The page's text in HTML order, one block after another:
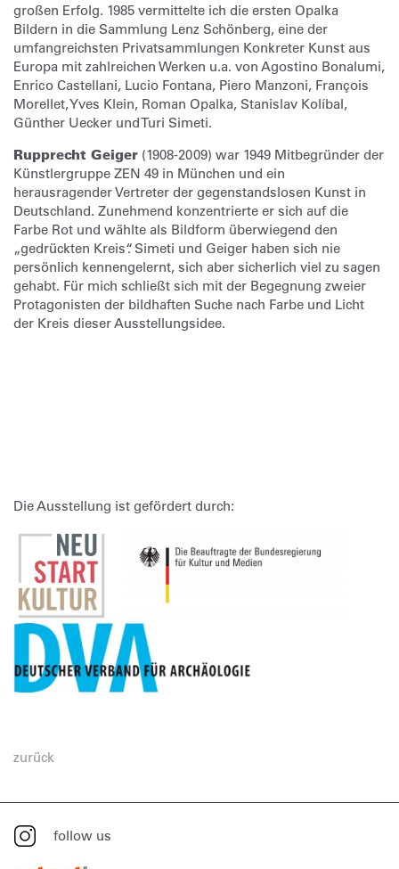
großen Erfolg. 1985 vermittelte ich die ersten Opalka
Bildern in die Sammlung Lenz Schönberg, eine der
umfangreichsten Privatsammlungen Konkreter Kunst aus
Europa mit zahlreichen Werken u.a. von Agostino Bonalumi,
Enrico Castellani, Lucio Fontana, Piero Manzoni, François
Morellet, Yves Klein, Roman Opalka, Stanislav Kolíbal,
Günther Uecker und Turi Simeti.
Rupprecht Geiger (1908-2009) war 1949 Mitbegründer der
Künstlergruppe ZEN 49 in München und ein
herausragender Vertreter der gegenstandslosen Kunst in
Deutschland. Zunehmend konzentrierte er sich auf die
Farbe Rot und wählte als Bildform überwiegend den
„gedrückten Kreis“. Simeti und Geiger haben sich nie
persönlich kennengelernt, sich aber sicherlich viel zu sagen
gehabt. Für mich schließt sich mit der Begegnung zweier
Protagonisten der bildhaften Suche nach Farbe und Licht
der Kreis dieser Ausstellungsidee.
Die Ausstellung ist gefördert durch:
zurück
follow us